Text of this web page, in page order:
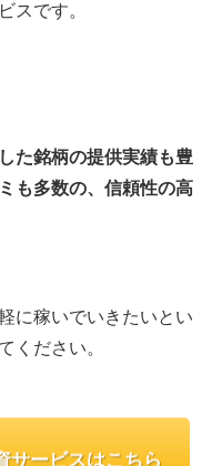
スです。
た銘柄の提供実績も豊
も多数の、信頼性の高
に稼いでいきたいとい
ください。